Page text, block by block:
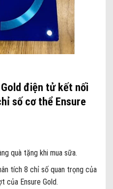
điện tử kết nối
số cơ thể Ensure
quà tặng khi mua sữa.
tích 8 chỉ số quan trọng của
của Ensure Gold.